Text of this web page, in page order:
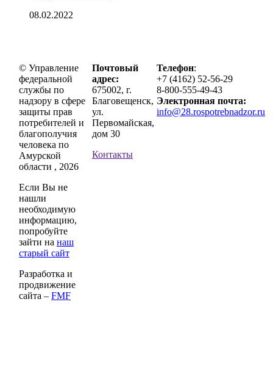
08.02.2022
© Управление
федеральной
службы по
надзору в сфере
защиты прав
потребителей и
благополучия
человека по
Амурской
области , 2026
Если Вы не
нашли
необходимую
информацию,
попробуйте
зайти на наш
старый сайт
Разработка и
продвижение
сайта – FMF
Почтовый
адрес:
675002, г.
Благовещенск,
ул.
Первомайская,
дом 30
Контакты
Телефон:
+7 (4162) 52-56-29
8-800-555-49-43
Электронная почта:
info@28.rospotrebnadzor.ru